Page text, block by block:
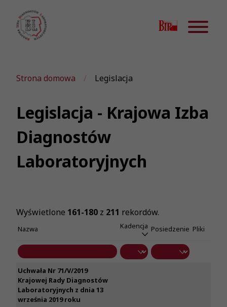
Strona domowa Legislacja
Legislacja - Krajowa Izba
Diagnostów
Laboratoryjnych
Wyświetlone 161-180 z 211 rekordów.
Nazwa Kadencja Posiedzenie Pliki
Uchwała Nr 71/V/2019
Krajowej Rady Diagnostów
Laboratoryjnych z dnia 13
września 2019 roku